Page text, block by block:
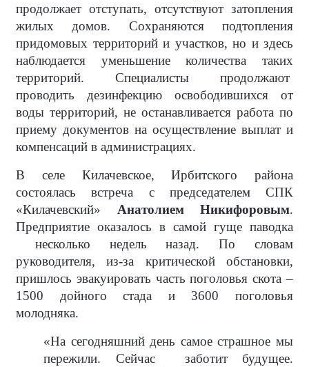
продолжает отступать, отсутствуют затопления
жилых домов. Сохраняются подтопления
придомовых территорий и участков, но и здесь
наблюдается уменьшение количества таких
территорий. Специалисты продолжают
проводить дезинфекцию освободившихся от
воды территорий, не останавливается работа по
приему документов на осуществление выплат и
компенсаций в администрациях.
В селе Килачевское, Ирбитского района
состоялась встреча с председателем СПК
«Килачевский» Анатолием Никифоровым.
Предприятие оказалось в самой гуще паводка
несколько недель назад. По словам
руководителя, из-за критической обстановки,
пришлось эвакуировать часть поголовья скота –
1500 дойного стада и 3600 поголовья
молодняка.
«На сегодняшний день самое страшное мы
пережили. Сейчас
заботит будущее.